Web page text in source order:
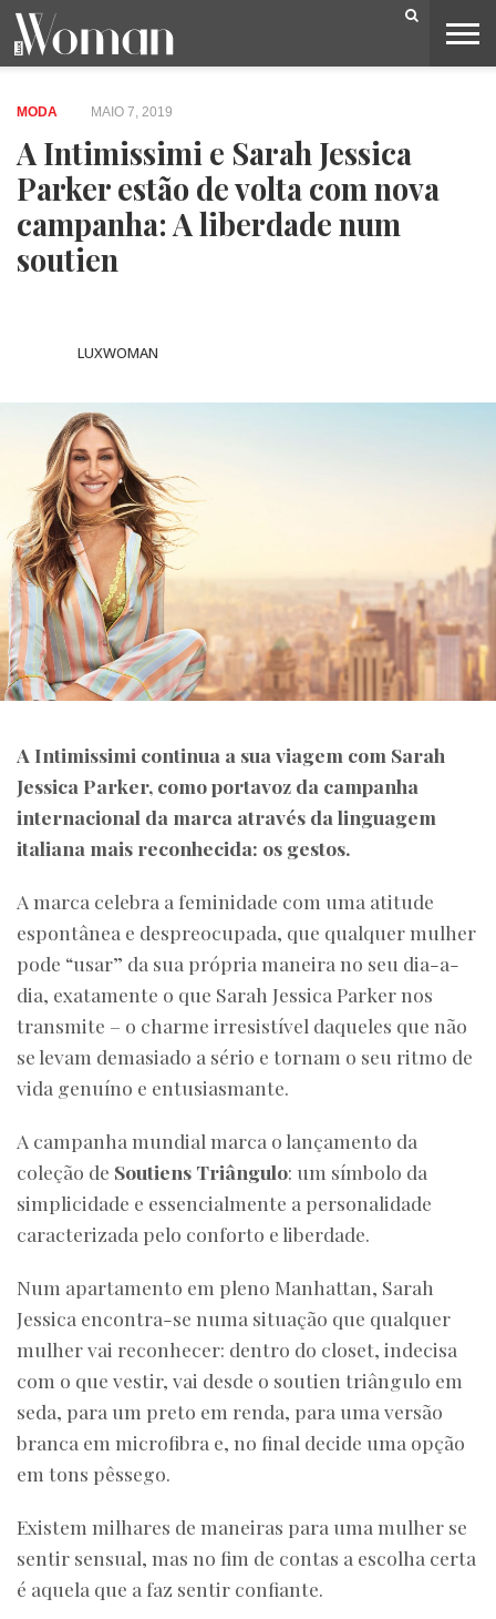
BELEZA
CAPA
LIFESTYLE
MODA
OPINIÃO
PESSOAS
SOCIEDADE
VIDEOS
MODA MAIO 7, 2019
A Intimissimi e Sarah Jessica
Parker estão de volta com nova
campanha: A liberdade num
soutien
LUXWOMAN
A Intimissimi continua a sua viagem com Sarah
Jessica Parker, como portavoz da campanha
internacional da marca através da linguagem
italiana mais reconhecida: os gestos.
A marca celebra a feminidade com uma atitude
espontânea e despreocupada, que qualquer mulher
pode “usar” da sua própria maneira no seu dia-a-
dia, exatamente o que Sarah Jessica Parker nos
transmite – o charme irresistível daqueles que não
se levam demasiado a sério e tornam o seu ritmo de
vida genuíno e entusiasmante.
A campanha mundial marca o lançamento da
coleção de Soutiens Triângulo: um símbolo da
simplicidade e essencialmente a personalidade
caracterizada pelo conforto e liberdade.
Num apartamento em pleno Manhattan, Sarah
Jessica encontra-se numa situação que qualquer
mulher vai reconhecer: dentro do closet, indecisa
com o que vestir, vai desde o soutien triângulo em
seda, para um preto em renda, para uma versão
branca em microfibra e, no final decide uma opção
em tons pêssego.
Existem milhares de maneiras para uma mulher se
sentir sensual, mas no fim de contas a escolha certa
é aquela que a faz sentir confiante.